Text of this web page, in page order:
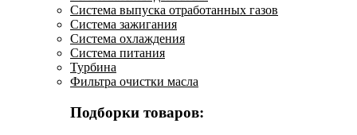
Система выпуска отработанных газов
Система зажигания
Система охлаждения
Система питания
Турбина
Фильтра очистки масла
Подборки товаров: